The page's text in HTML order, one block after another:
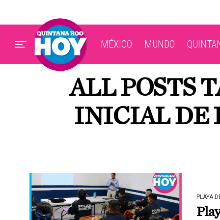
MÉXICO MUNDO
ALL POSTS
INICIAL DE
PLAYA